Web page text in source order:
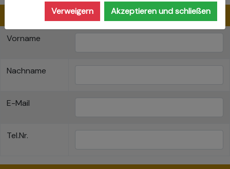
Kontaktdaten
Vorname
Nachname
E-Mail
Tel.Nr.
Verweigern Akzeptieren und schließen